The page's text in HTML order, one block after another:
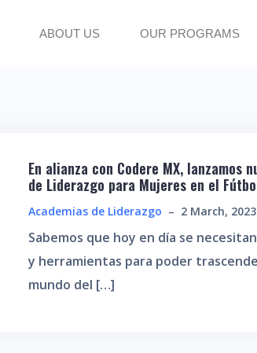
ABOUT US OUR PROGRAMS
En alianza con Codere MX, lanzamos
de Liderazgo para Mujeres en el
Academias de Liderazgo – 2 March, 2023
Sabemos que hoy en día se
y herramientas para poder
mundo del […]